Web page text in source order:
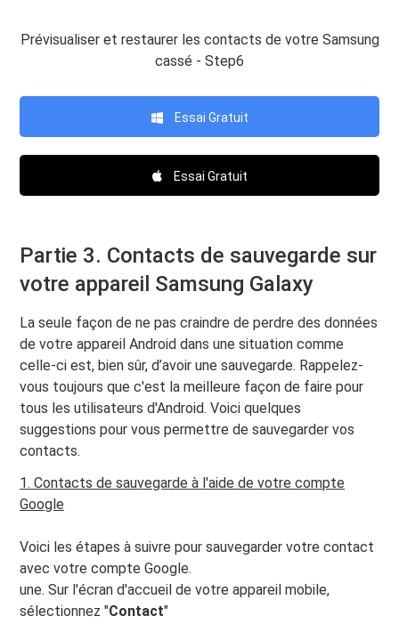
Prévisualiser et restaurer les contacts de votre Samsung
cassé - Step6
Essai Gratuit
Essai Gratuit
Partie 3. Contacts de sauvegarde sur
votre appareil Samsung Galaxy
La seule façon de ne pas craindre de perdre des données
de votre appareil Android dans une situation comme
celle-ci est, bien sûr, d’avoir une sauvegarde. Rappelez-
vous toujours que c'est la meilleure façon de faire pour
tous les utilisateurs d'Android. Voici quelques
suggestions pour vous permettre de sauvegarder vos
contacts.
1. Contacts de sauvegarde à l'aide de votre compte
Google
Voici les étapes à suivre pour sauvegarder votre contact
avec votre compte Google.
une. Sur l'écran d'accueil de votre appareil mobile,
sélectionnez "Contact"